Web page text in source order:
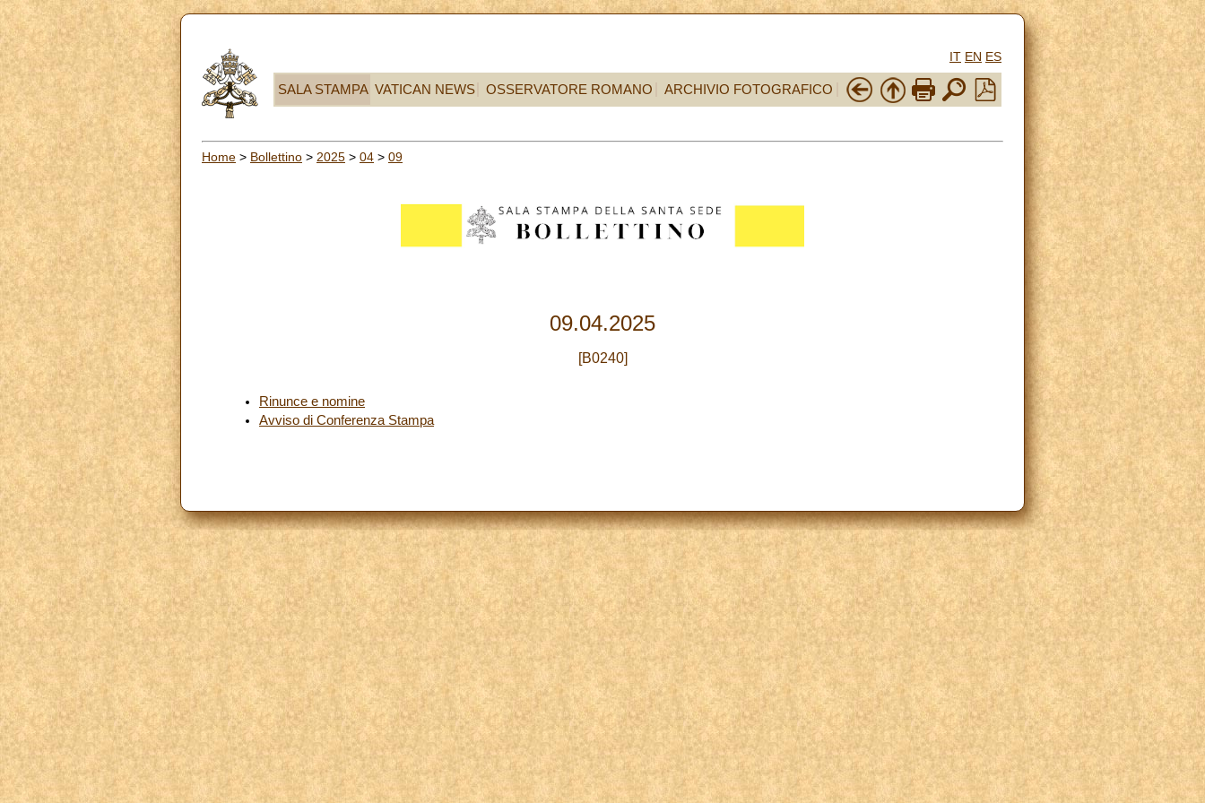
IT EN ES
SALA STAMPA VATICAN NEWS OSSERVATORE ROMANO ARCHIVIO FOTOGRAFICO
Home > Bollettino > 2025 > 04 > 09
09.04.2025
[B0240]
Rinunce e nomine
Avviso di Conferenza Stampa